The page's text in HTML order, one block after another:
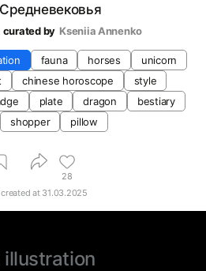
curated by Kseniia Аnnenko
fauna horses
unicorn
chinese horoscope
style
plate dragon
bestiary
shopper pillow
28
at 31.03.2025
illustration